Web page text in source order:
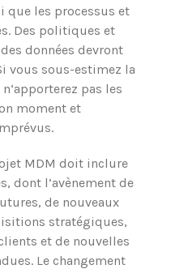
que les processus et
Des politiques et
données devront
vous sous-estimez la
pas les
moment et
MDM doit inclure
dont l’avènement de
de nouveaux
stratégiques,
et de nouvelles
Le changement